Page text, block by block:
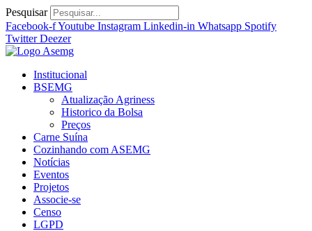
Ir
para
o
conteúdo
Pesquisar
Facebook-fYoutube Instagram Linkedin-in Whatsapp Spotify
Twitter Deezer
Institucional
BSEMG
Atualização Agriness
Historico da Bolsa
Preços
Carne Suína
Cozinhando com ASEMG
Notícias
Eventos
Projetos
Associe-se
Censo
LGPD